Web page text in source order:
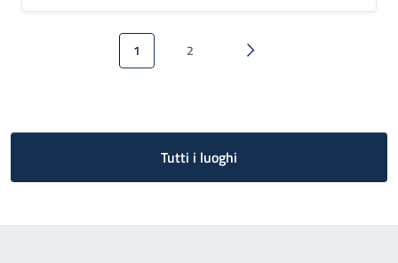
Paginazione
Pagina attuale
1 Pagina
2 Pagina successiva
Tutti i luoghi